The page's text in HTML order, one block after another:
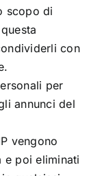
scopo di
con
per
annunci del
vengono
e poi eliminati